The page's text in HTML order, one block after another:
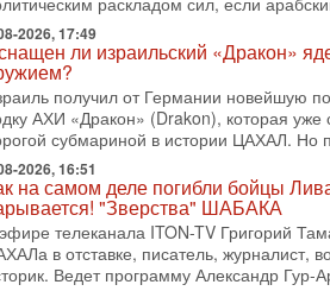
2026, 08:42
отменил удар по Ирану -
08/2026
США Дональд Трамп сегодня
подготовленного удара по Ирану
Тегерана и других стран
2026, 17:50
голос» Израиля: кто заберет
русскоязычных репатриантов не раз
политический ландшафт Израиля.
взлет партии «Исраэль ба-алия»,
2026, 17:49
ли израильский «Дракон»
получил от Германии новейшую
АХИ «Дракон» (Drakon), которая уже
субмариной в истории ЦАХАЛ. Но
2026, 16:51
на самом деле погибли бойцы
"Зверства" ШАБАКА
телеканала ITON-TV Григорий
в отставке, писатель, журналист,
Ведет программу Александр Гур-